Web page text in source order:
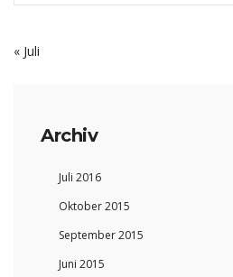
« Juli
Archiv
Juli 2016
Oktober 2015
September 2015
Juni 2015